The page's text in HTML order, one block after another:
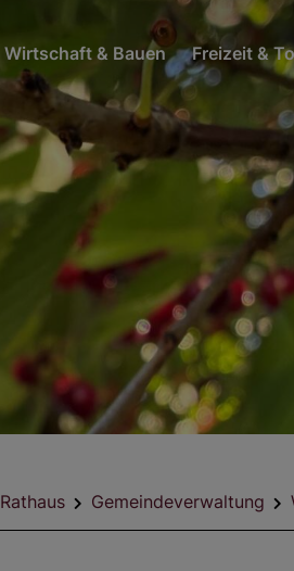
Wirtschaft & Bauen Freizeit &
Rathaus Gemeindeverwaltung